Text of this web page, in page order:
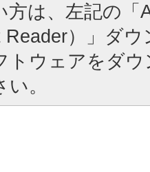
は、左記の「
Reader）」ダ
トウェアをダ
。